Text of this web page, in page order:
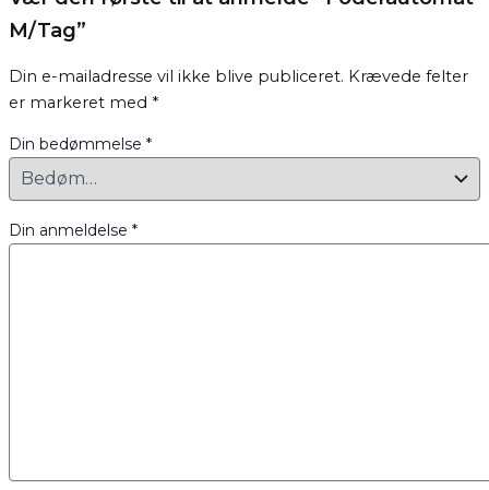
M/Tag”
Din e-mailadresse vil ikke blive publiceret. Krævede felter
er markeret med *
Din bedømmelse *
Din anmeldelse *